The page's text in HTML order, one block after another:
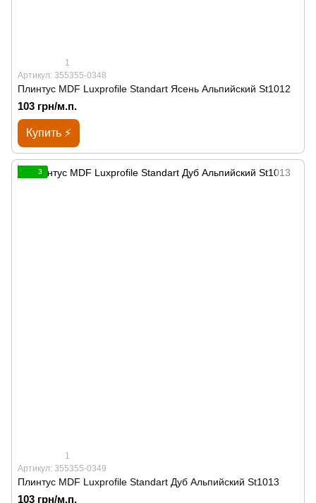
1
Артикул: 355355-0348
Плинтус MDF Luxprofile Standart Ясень Альпийский St1012
103 грн/м.п.
Купить ⚡
3
1
Артикул: 355355-0349
Плинтус MDF Luxprofile Standart Дуб Альпийский St1013
103 грн/м.п.